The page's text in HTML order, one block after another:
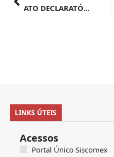
ATO DECLARATÓRIO EXECUTIVO ALF/BSB Nº 41, DE 17 DE JULHO DE 2024
LINKS ÚTEIS
Acessos
Portal Único Siscomex